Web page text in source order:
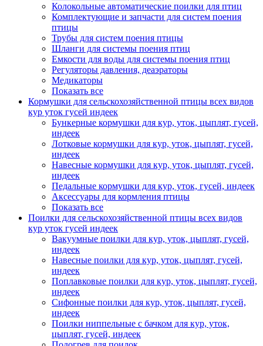
Колокольные автоматические поилки для птиц
Комплектующие и запчасти для систем поения
птицы
Трубы для систем поения птицы
Шланги для системы поения птиц
Емкости для воды для системы поения птиц
Регуляторы давления, деаэраторы
Медикаторы
Показать все
Кормушки для сельскохозяйственной птицы всех видов
кур уток гусей индеек
Бункерные кормушки для кур, уток, цыплят, гусей,
индеек
Лотковые кормушки для кур, уток, цыплят, гусей,
индеек
Навесные кормушки для кур, уток, цыплят, гусей,
индеек
Педальные кормушки для кур, уток, гусей, индеек
Аксессуары для кормления птицы
Показать все
Поилки для сельскохозяйственной птицы всех видов
кур уток гусей индеек
Вакуумные поилки для кур, уток, цыплят, гусей,
индеек
Навесные поилки для кур, уток, цыплят, гусей,
индеек
Поплавковые поилки для кур, уток, цыплят, гусей,
индеек
Сифонные поилки для кур, уток, цыплят, гусей,
индеек
Поилки ниппельные с бачком для кур, уток,
цыплят, гусей, индеек